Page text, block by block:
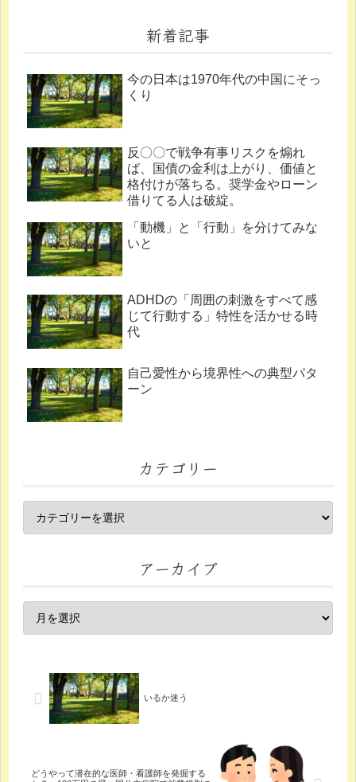
新着記事
今の日本は1970年代の中国にそっ
くり
反〇〇で戦争有事リスクを煽れ
ば、国債の金利は上がり、価値と
格付けが落ちる。奨学金やローン
借りてる人は破綻。
「動機」と「行動」を分けてみな
いと
ADHDの「周囲の刺激をすべて感
じて行動する」特性を活かせる時
代
自己愛性から境界性への典型パタ
ーン
カテゴリー
アーカイブ
いるか迷う
どうやって潜在的な医師・看護師を発掘する